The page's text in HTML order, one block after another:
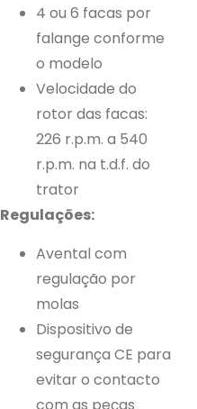
4 ou 6 facas por
falange conforme
o modelo
Velocidade do
rotor das facas:
226 r.p.m. a 540
r.p.m. na t.d.f. do
trator
Regulações:
Avental com
regulação por
molas
Dispositivo de
segurança CE para
evitar o contacto
com as peças